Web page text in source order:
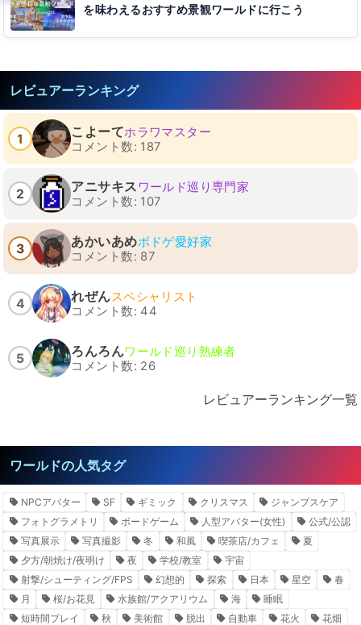
を味わえるおすすめ景観ワールドに行こう
レビュアーランキング
1 こよーてホラワマスター
コメント数: 187
2 アニサキス ワールド巡り専門家
コメント数: 107
3 あかいあめボドゲ愛好家
コメント数: 87
4 れぜんスペシャリスト
コメント数: 44
5 ろんろんワールド巡り熟練者
コメント数: 26
レビュアーランキング一覧
ワールドの人気タグ
NPCアバター SF ギミック クリスマス
ジャンプスケア
フォトグラメトリ
ボードゲーム 人型アバター(女性)
公式/公認
写真展示
写真撮影 冬 和風 喫茶店/カフェ
夏
夕方/朝焼け/夜明け
夜 学校/教室
宇宙
射撃/シューティング/FPS
幻想的 探索 日本 星空
春
月
桜/お花見 水族館/アクアリウム 海
睡眠
短時間プレイ
秋 美術館 脱出 自動車 花火
花畑